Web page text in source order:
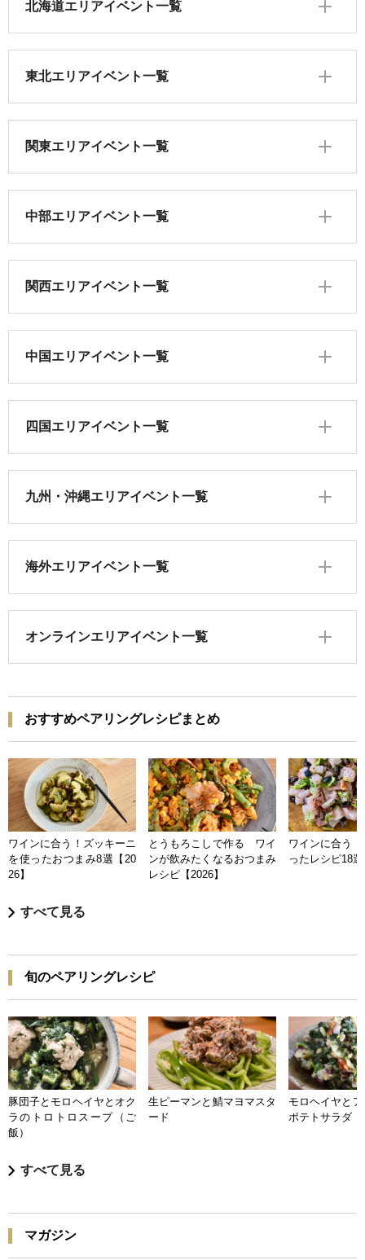
北海道エリアイベント一覧
東北エリアイベント一覧
関東エリアイベント一覧
中部エリアイベント一覧
関西エリアイベント一覧
中国エリアイベント一覧
四国エリアイベント一覧
九州・沖縄エリアイベント一覧
海外エリアイベント一覧
オンラインエリアイベント一覧
おすすめペアリングレシピまとめ
ワインに合う！ズッキーニ
を使ったおつまみ8選【20
26】
とうもろこしで作る ワイ
ンが飲みたくなるおつまみ
レシピ【2026】
ワインに合う
ったレシピ18
すべて見る
旬のペアリングレシピ
豚団子とモロヘイヤとオク
ラのトロトロスープ（ご
飯）
生ピーマンと鯖マヨマスタ
ード
モロヘイヤと
ポテトサラダ
すべて見る
マガジン